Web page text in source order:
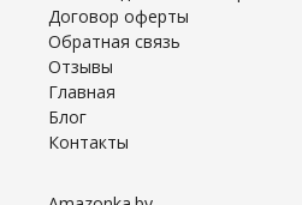
Договор оферты
Обратная связь
Отзывы
Главная
Блог
Контакты